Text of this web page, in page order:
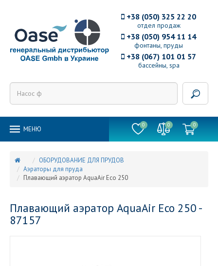
отдел продаж
+38 (050) 325 22 20
фонтаны, пруды
+38 (050) 954 11 14
бассейны, spa
+38 (067) 101 01 57
MEНЮ
0 0 0
ОБОРУДОВАНИЕ ДЛЯ ПРУДОВ
Аэраторы для пруда
Плавающий аэратор AquaAir Eco 250
Плавающий аэратор AquaAir Eco 250 -
87157